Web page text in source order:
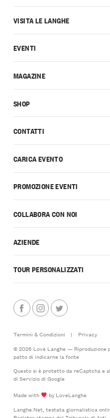
CONTATTI
CARICA EVENTO
PROMOZIONE EVENTI
COLLABORA CON NOI
AZIENDE
TOUR PERSONALIZZATI
VISITA LE LANGHE
EVENTI
MAGAZINE
SHOP
Termini & Condizioni |
Privacy
© 2026 Love Langhe — Riproduzione
patto di indicarne la fonte
Questo si è protetto da reCaptcha e
di Serviziodi Google
Made with
by LoveLanghe
Langhe.Net, testata giornalistica